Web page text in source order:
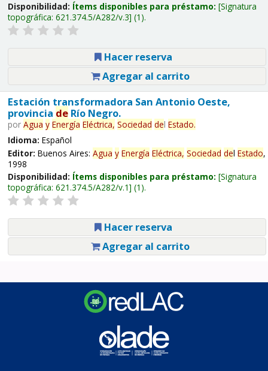
Disponibilidad: Ítems disponibles para préstamo: Signatura
topográfica: 621.374.5/A282/v.3 (1).
Hacer reserva
Agregar al carrito
Estación transformadora San Antonio Oeste,
provincia deRío Negro.
por Agua y Energía Eléctrica, Sociedad del Estado.
Idioma: Español
Editor: Buenos Aires: Agua y Energía Eléctrica, Sociedad del Estado,
1998
Disponibilidad: Ítems disponibles para préstamo: Signatura
topográfica: 621.374.5/A282/v.1 (1).
Hacer reserva
Agregar al carrito